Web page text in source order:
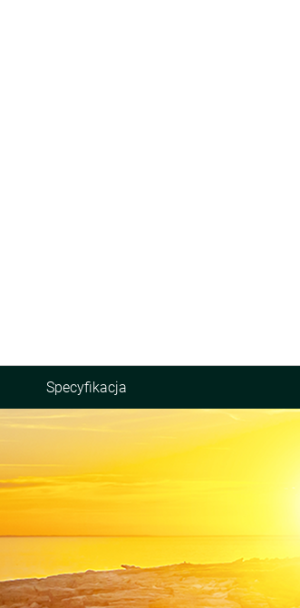
Specyfikacja